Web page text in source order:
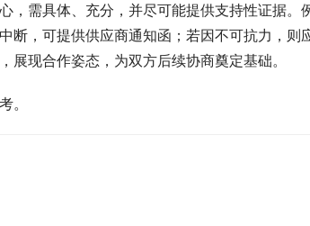
，需具体、充分，并尽可能提供支持性证据。
断，可提供供应商通知函；若因不可抗力，则
现合作姿态，为双方后续协商奠定基础。
。